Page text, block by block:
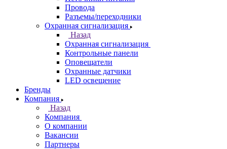
Провода
Разъемы/переходники
Охранная сигнализация
Назад
Охранная сигнализация
Контрольные панели
Оповещатели
Охранные датчики
LED освещение
Бренды
Компания
Назад
Компания
О компании
Вакансии
Партнеры